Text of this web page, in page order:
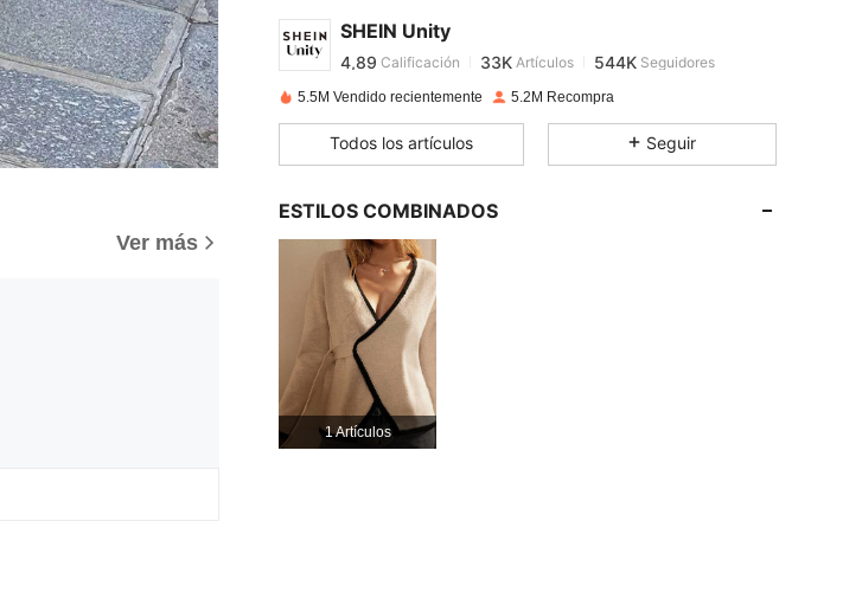
Ver más
SHEIN Unity
Calificación
c***5pagó Hace 1 día
4,89 33K 544K
4,89
4,89
4,89
5.5M Vendido recientemente 5.2M Recompra
Todos los artículos Seguir
ESTILOS COMBINADOS
1 Artículos